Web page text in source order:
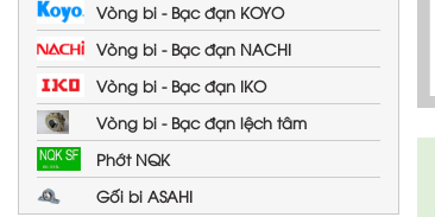
Vòng bi - Bạc đạn KOYO
Vòng bi - Bạc đạn NACHI
Vòng bi - Bạc đạn IKO
Vòng bi - Bạc đạn lệch tâm
Phớt NQK
Gối bi ASAHI